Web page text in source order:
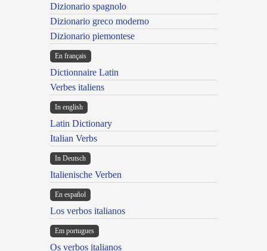
Dizionario spagnolo
Dizionario greco moderno
Dizionario piemontese
En français
Dictionnaire Latin
Verbes italiens
In english
Latin Dictionary
Italian Verbs
In Deutsch
Italienische Verben
En español
Los verbos italianos
Em portugues
Os verbos italianos